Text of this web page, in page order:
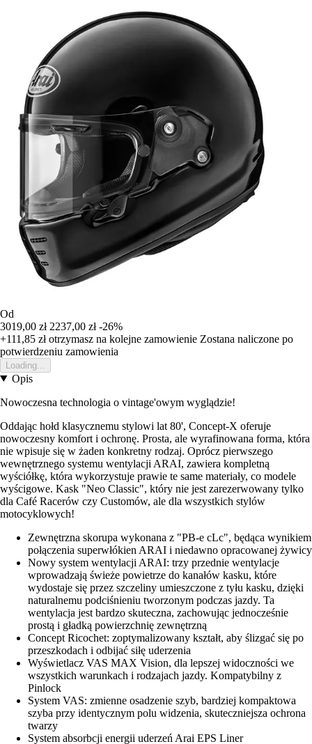
Od
3019,00 zł 2237,00 zł -26%
+111,85 złotrzymasz na kolejne zamowienie Zostana naliczone po
potwierdzeniu zamowienia
Loading...
Opis
Nowoczesna technologia o vintage'owym wyglądzie!
Oddając hołd klasycznemu stylowi lat 80', Concept-X oferuje
nowoczesny komfort i ochronę. Prosta, ale wyrafinowana forma, która
nie wpisuje się w żaden konkretny rodzaj. Oprócz pierwszego
wewnętrznego systemu wentylacji ARAI, zawiera kompletną
wyściółkę, która wykorzystuje prawie te same materiały, co modele
wyścigowe. Kask "Neo Classic", który nie jest zarezerwowany tylko
dla Café Racerów czy Customów, ale dla wszystkich stylów
motocyklowych!
Zewnętrzna skorupa wykonana z "PB-e cLc", będąca wynikiem
połączenia superwłókien ARAI i niedawno opracowanej żywicy
Nowy system wentylacji ARAI: trzy przednie wentylacje
wprowadzają świeże powietrze do kanałów kasku, które
wydostaje się przez szczeliny umieszczone z tyłu kasku, dzięki
naturalnemu podciśnieniu tworzonym podczas jazdy. Ta
wentylacja jest bardzo skuteczna, zachowując jednocześnie
prostą i gładką powierzchnię zewnętrzną
Concept Ricochet: zoptymalizowany kształt, aby ślizgać się po
przeszkodach i odbijać siłę uderzenia
Wyświetlacz VAS MAX Vision, dla lepszej widoczności we
wszystkich warunkach i rodzajach jazdy. Kompatybilny z
Pinlock
System VAS: zmienne osadzenie szyb, bardziej kompaktowa
szyba przy identycznym polu widzenia, skuteczniejsza ochrona
twarzy
System absorbcji energii uderzeń Arai EPS Liner